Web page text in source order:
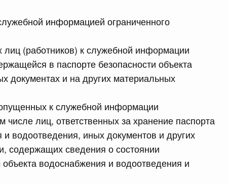
информацией ограниченного
(работников) к служебной информации
в паспорте безопасности объекта
документах и на других материальных
к служебной информации
числе лиц, ответственных за хранение паспорта
водоотведения, иных документов и других
содержащих сведения о состоянии
водоснабжения и водоотведения и
13.07.2026 г. № 877
от 25 июня 2021 г.
13.07.2026 г. № 878
от 30 июня 2021 г.
13.07.2026 г. № 886
от 10 октября 2020